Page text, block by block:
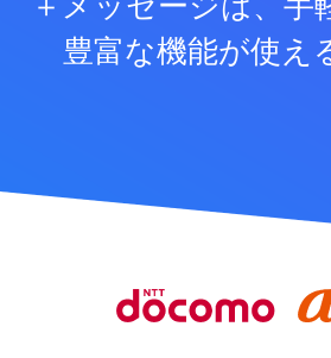
豊富な機能が使え